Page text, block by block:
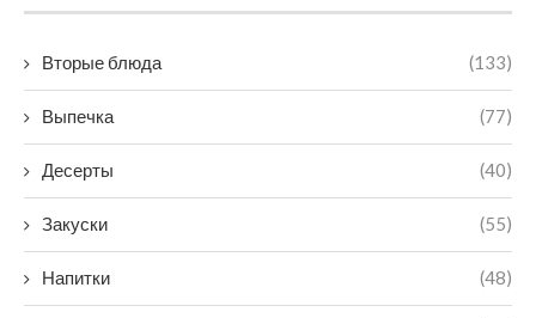
Вторые блюда (133)
Выпечка (77)
Десерты (40)
Закуски (55)
Напитки (48)